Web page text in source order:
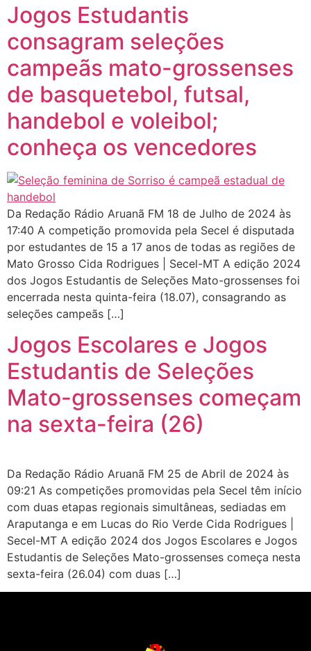
Jogos Estudantis
consagram seleções
campeãs mato-grossenses
de basquetebol, futsal,
handebol e voleibol;
conheça os vencedores
Da Redação Rádio Aruanã FM 18 de Julho de 2024 às
17:40 A competição promovida pela Secel é disputada
por estudantes de 15 a 17 anos de todas as regiões de
Mato Grosso Cida Rodrigues | Secel-MT A edição 2024
dos Jogos Estudantis de Seleções Mato-grossenses foi
encerrada nesta quinta-feira (18.07), consagrando as
seleções campeãs […]
Jogos Escolares e Jogos
Estudantis de Seleções
Mato-grossenses começam
na sexta-feira (26)
Da Redação Rádio Aruanã FM 25 de Abril de 2024 às
09:21 As competições promovidas pela Secel têm início
com duas etapas regionais simultâneas, sediadas em
Araputanga e em Lucas do Rio Verde Cida Rodrigues |
Secel-MT A edição 2024 dos Jogos Escolares e Jogos
Estudantis de Seleções Mato-grossenses começa nesta
sexta-feira (26.04) com duas […]